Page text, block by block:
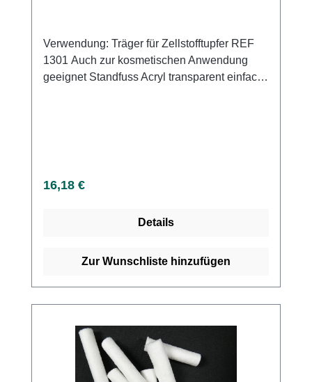
Verwendung: Träger für Zellstofftupfer REF
1301 Auch zur kosmetischen Anwendung
geeignet Standfuss Acryl transparent einfach
Regulärer Preis:
16,18 €
Details
Zur Wunschliste hinzufügen